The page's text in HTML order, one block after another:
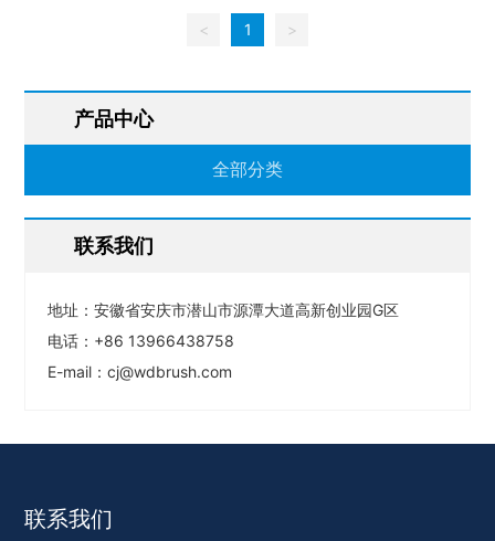
< 1 >
产品中心
全部分类
联系我们
地址：安徽省安庆市潜山市源潭大道高新创业园G区
电话： +86 13966438758
E-mail：cj@wdbrush.com
联系我们